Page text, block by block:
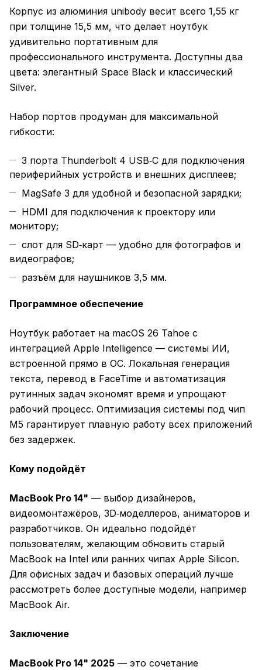
Корпус из алюминия unibody весит всего 1,55 кг
при толщине 15,5 мм, что делает ноутбук
удивительно портативным для
профессионального инструмента. Доступны два
цвета: элегантный Space Black и классический
Silver.
Набор портов продуман для максимальной
гибкости:
3 порта Thunderbolt 4 USB‑C для подключения
периферийных устройств и внешних дисплеев;
MagSafe 3 для удобной и безопасной зарядки;
HDMI для подключения к проектору или
монитору;
слот для SD‑карт — удобно для фотографов и
видеографов;
разъём для наушников 3,5 мм.
Программное обеспечение
Ноутбук работает на macOS 26 Tahoe с
интеграцией Apple Intelligence — системы ИИ,
встроенной прямо в ОС. Локальная генерация
текста, перевод в FaceTime и автоматизация
рутинных задач экономят время и упрощают
рабочий процесс. Оптимизация системы под чип
M5 гарантирует плавную работу всех приложений
без задержек.
Кому подойдёт
MacBook Pro 14" — выбор дизайнеров,
видеомонтажёров, 3D‑моделлеров, аниматоров и
разработчиков. Он идеально подойдёт
пользователям, желающим обновить старый
MacBook на Intel или ранних чипах Apple Silicon.
Для офисных задач и базовых операций лучше
рассмотреть более доступные модели, например
MacBook Air.
Заключение
MacBook Pro 14" 2025 — это сочетание